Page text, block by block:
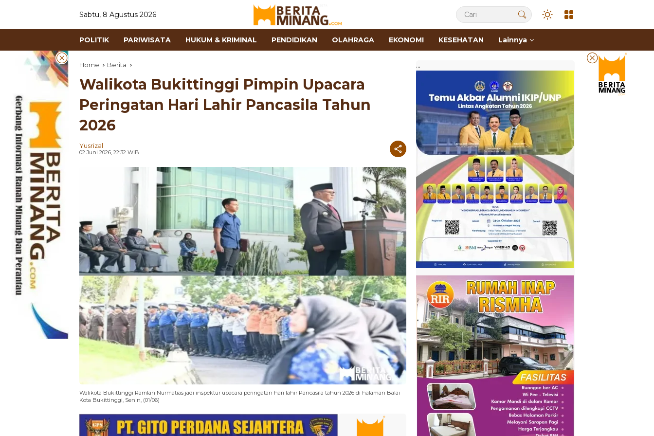
Sabtu, 8 Agustus 2026
POLITIK PARIWISATA HUKUM & KRIMINAL PENDIDIKAN OLAHRAGA EKONOMI KESEHATAN Lainnya
Home Berita
Walikota Bukittinggi Pimpin Upacara
Peringatan Hari Lahir Pancasila Tahun
2026
Yusrizal
02 Juni 2026, 22:32 WIB
Walikota Bukittinggi Ramlan Nurmatias jadi inspektur upacara peringatan hari lahir Pancasila tahun 2026 di halaman Balai
Kota Bukittinggi, Senin, (01/06)
...